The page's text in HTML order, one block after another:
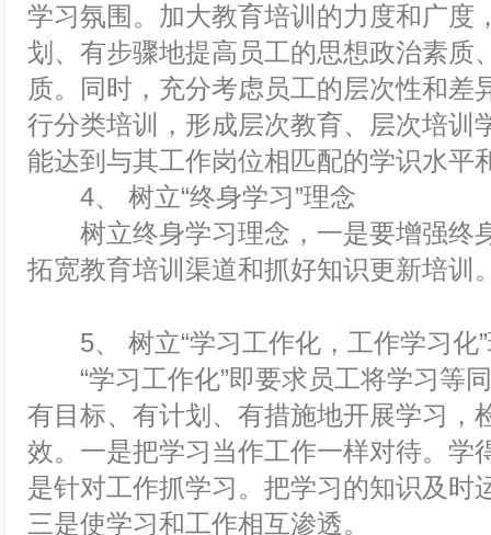
学习氛围。加大教育培训的力度和广度
划、有步骤地提高员工的思想政治素质
质。同时，充分考虑员工的层次性和差
行分类培训，形成层次教育、层次培训
能达到与其工作岗位相匹配的学识水平
4、 树立“终身学习”理念
树立终身学习理念，一是要增强终
拓宽教育培训渠道和抓好知识更新培训
5、 树立“学习工作化，工作学习化
“学习工作化”即要求员工将学习等
有目标、有计划、有措施地开展学习，
效。一是把学习当作工作一样对待。学
是针对工作抓学习。把学习的知识及时
三是使学习和工作相互渗透。